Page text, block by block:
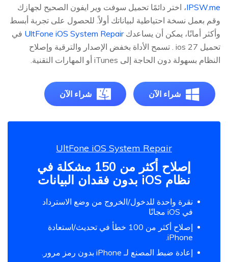
IPSW.me، اختر دائمًا تحميل سوفت وير ايفون الصحيح لجهازك
وقم بعمل نسخة احتياطية لبياناتك أولاً. للحصول على تجربة أبسط
وأكثر أمانًا، يمكن أن يساعدكUltFone iOS System Repair في
تحميل ios 27 . تسمح الأداة بخفض الإصدار والترقية وإصلاح
النظام بسهولة دون الحاجة إلى iTunes أو المهارات التقنية.
شراء الآن شراء الآن
UltFone iOS System Repair
إصلاح أكثر من 150 مشكلة في
نظام iOS بدون فقدان البيانات
نقرة واحدة للدخول/الخروج من وضع الاسترداد
في iOS مجانًا
إصلاح أكثر من 100 خطأ في تحديث/استعادة
iPhone.
إعادة ضبط المصنع لـ iPhone بدون رمز مرور.